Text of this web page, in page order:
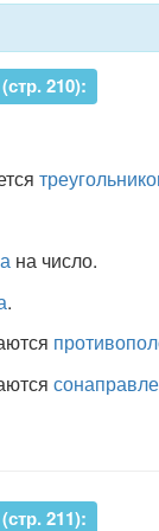
210):
на число.
.
211):